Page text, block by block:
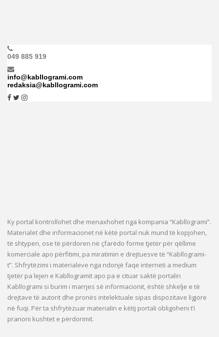
049 885 919
info@kabllogrami.com
redaksia@kabllogrami.com
Ky portal kontrollohet dhe menaxhohet nga kompania “Kabllogrami”.
Materialet dhe informacionet në këtë portal nuk mund të kopjohen,
të shtypen, ose të përdoren në çfarëdo forme tjetër për qëllime
komerciale apo përfitimi, pa miratimin e drejtuesve të “Kabllogrami-
t”. Shfrytëzimi i materialeve nga ndonjë faqe interneti a medium
tjetër pa lejen e Kabllogramit apo pa e cituar saktë portalin
Kabllogrami si burim i marrjes së informacionit, është shkelje e të
drejtave të autorit dhe pronës intelektuale sipas dispozitave ligjore
në fuqi. Për ta shfrytëzuar materialin e këtij portali obligoheni t’i
pranoni kushtet e përdorimit.